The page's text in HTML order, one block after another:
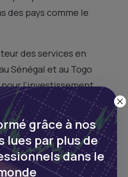
des pays comme le
des services en
Sénégal et au Togo
l’investissement
et les
accéder à ces
grâce à nos
lues par plus de
dans le